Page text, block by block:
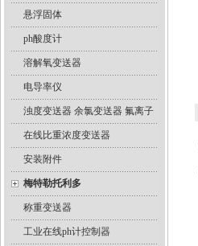
悬浮固体
ph酸度计
溶解氧变送器
电导率仪
浊度变送器 余氯变送器 氟离子
在线比重浓度变送器
安装附件
梅特勒托利多
称重变送器
工业在线ph计控制器